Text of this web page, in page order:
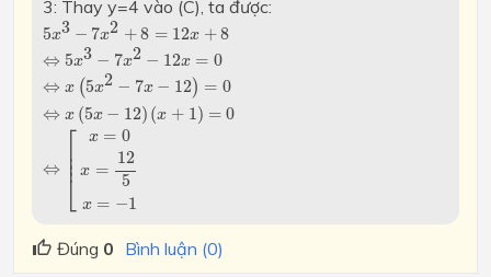
3: Thay y=4 vào (C), ta được:
5x3 − 7x2 +8 = 12x +8
x3 7x 2+ x+ 8
⇔ 5x3 − 7x2 − 12x = 0
3 2−
⇔ x (5x2 − 7x − 12) = 0
⇔ 5 2− 0
⇔ x (5x − 12) (x + 1) = 0
⇔ 5x 12)(x + = 0
⇔ ⎡
⎢ ⎢ ⎢⎣
x = 0
x =
12
5
x = −1
⇔ [x=0x 125 x= − 1
Đúng 0 Bình luận (0)